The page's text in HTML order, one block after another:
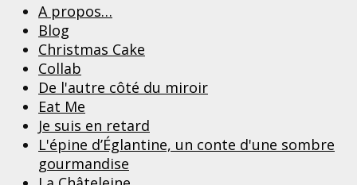
A propos…
Blog
Christmas Cake
Collab
De l'autre côté du miroir
Eat Me
Je suis en retard
L'épine d’Églantine, un conte d'une sombre
gourmandise